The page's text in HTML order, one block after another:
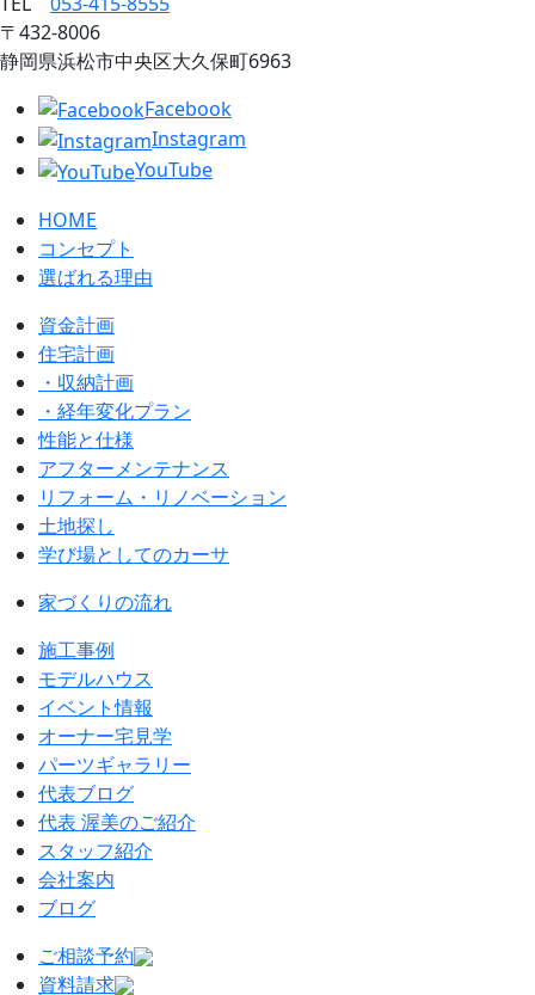
〒432‐8006
静岡県浜松市中央区大久保町6963
Facebook
Instagram
YouTube
HOME
コンセプト
選ばれる理由
資金計画
住宅計画
・収納計画
・経年変化プラン
性能と仕様
アフターメンテナンス
リフォーム・リノベーション
土地探し
学び場としてのカーサ
家づくりの流れ
施工事例
モデルハウス
イベント情報
オーナー宅見学
パーツギャラリー
代表ブログ
代表 渥美のご紹介
スタッフ紹介
会社案内
ブログ
ご相談予約
資料請求